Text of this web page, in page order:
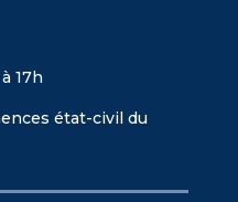
17h
état-civil du